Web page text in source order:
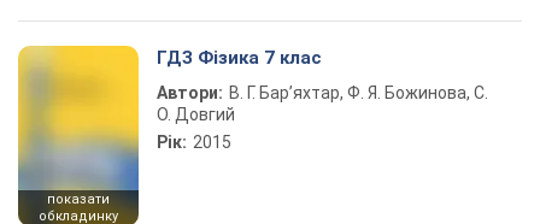
показати
обкладинку
ГДЗ Фізика 7 клас
Автори: В. Г. Бар’яхтар, Ф. Я. Божинова, С.
О. Довгий
Рік: 2015